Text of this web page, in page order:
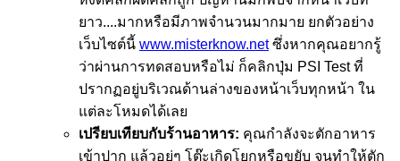
ยาว....มากหรือมีภาพจำนวนมากมาย ยกตัวอย่าง
เว็บไซต์นี้ www.misterknow.netซึ่งหากคุณอยากรู้
ว่าผ่านการทดสอบหรือไม่ ก็คลิกปุ่ม PSI Test ที่
ปรากฏอยู่บริเวณด้านล่างของหน้าเว็บทุกหน้า ใน
แต่ละโหมดได้เลย
เปรียบเทียบกับร้านอาหาร: คุณกำลังจะตักอาหาร
เข้าปาก แล้วอยู่ๆ โต๊ะเกิดโยกหรือขยับ จนทำให้ตัก